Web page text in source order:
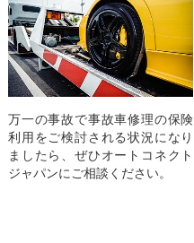
万一の事故で事故車修理の保険
利用をご検討される状況になり
ましたら、ぜひオートコネクト
ジャパンにご相談ください。